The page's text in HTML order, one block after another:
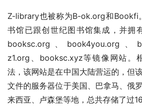
Z-library也被称为B-ok.org和Bookfi
书馆已跟创世纪图书馆集成，并拥
booksc.org、book4you.org、
z1.org、booksc.xyz等镜像网站。
法，该网站是在中国大陆营运的，但
文件的服务器位于美国、巴拿马、俄
来西亚、卢森堡等地，总共存储了过